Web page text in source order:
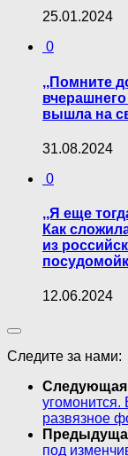
25.01.2024
0
,,Помните
вышла на
31.08.2024
0
,,Я еще
Как
из
12.06.2024
Следите за нами:
Следующая
угомонится.
развязное
под